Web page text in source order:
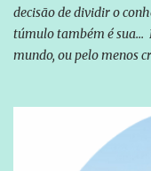
decisão de dividir o
túmulo também é sua...
mundo, ou pelo menos
empreendedor da
cotidiana, corriqueira e
você já esta